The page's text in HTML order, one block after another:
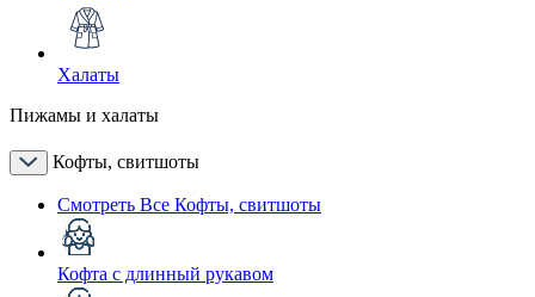
Халаты
Пижамы и халаты
Кофты, свитшоты
Смотреть Все Кофты, свитшоты
Кофта с длинный рукавом